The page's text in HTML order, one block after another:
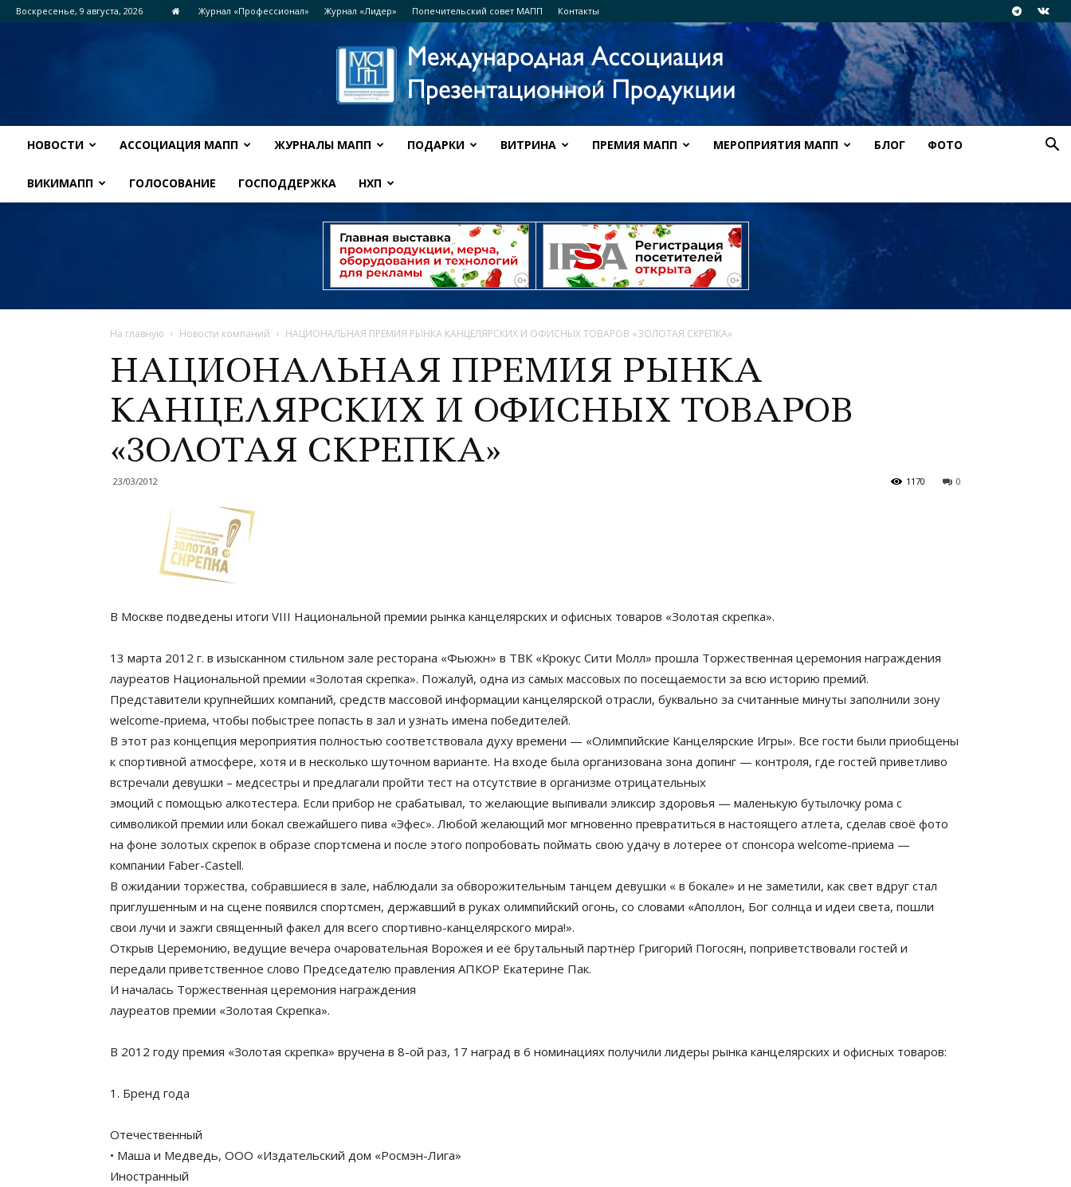
Воскресенье, 9 августа, 2026 Журнал «Профессионал» Журнал «Лидер» Попечительский совет МАПП Контакты
НОВОСТИ АССОЦИАЦИЯ МАПП ЖУРНАЛЫ МАПП ПОДАРКИ ВИТРИНА ПРЕМИЯ МАПП МЕРОПРИЯТИЯ МАПП БЛОГ ФОТО
ВИКИМАПП ГОЛОСОВАНИЕ ГОСПОДДЕРЖКА НХП
На главную Новости компаний НАЦИОНАЛЬНАЯ ПРЕМИЯ РЫНКА КАНЦЕЛЯРСКИХ И ОФИСНЫХ ТОВАРОВ «ЗОЛОТАЯ СКРЕПКА»
НАЦИОНАЛЬНАЯ ПРЕМИЯ РЫНКА
КАНЦЕЛЯРСКИХ И ОФИСНЫХ ТОВАРОВ
«ЗОЛОТАЯ СКРЕПКА»
23/03/2012 0
1170
В Москве подведены итоги VIII Национальной премии рынка канцелярских и офисных товаров «Золотая скрепка».
13 марта 2012 г. в изысканном стильном зале ресторана «Фьюжн» в ТВК «Крокус Сити Молл» прошла Торжественная церемония награждения
лауреатов Национальной премии «Золотая скрепка». Пожалуй, одна из самых массовых по посещаемости за всю историю премий.
Представители крупнейших компаний, средств массовой информации канцелярской отрасли, буквально за считанные минуты заполнили зону
welcome-приема, чтобы побыстрее попасть в зал и узнать имена победителей.
В этот раз концепция мероприятия полностью соответствовала духу времени — «Олимпийские Канцелярские Игры». Все гости были приобщены
к спортивной атмосфере, хотя и в несколько шуточном варианте. На входе была организована зона допинг — контроля, где гостей приветливо
встречали девушки – медсестры и предлагали пройти тест на отсутствие в организме отрицательных
эмоций с помощью алкотестера. Если прибор не срабатывал, то желающие выпивали эликсир здоровья — маленькую бутылочку рома с
символикой премии или бокал свежайшего пива «Эфес». Любой желающий мог мгновенно превратиться в настоящего атлета, сделав своё фото
на фоне золотых скрепок в образе спортсмена и после этого попробовать поймать свою удачу в лотерее от спонсора welcome-приема —
компании Faber-Castell.
В ожидании торжества, собравшиеся в зале, наблюдали за обворожительным танцем девушки « в бокале» и не заметили, как свет вдруг стал
приглушенным и на сцене появился спортсмен, державший в руках олимпийский огонь, со словами «Аполлон, Бог солнца и идеи света, пошли
свои лучи и зажги священный факел для всего спортивно-канцелярского мира!».
Открыв Церемонию, ведущие вечера очаровательная Ворожея и её брутальный партнёр Григорий Погосян, поприветствовали гостей и
передали приветственное слово Председателю правления АПКОР Екатерине Пак.
И началась Торжественная церемония награждения
лауреатов премии «Золотая Скрепка».
В 2012 году премия «Золотая скрепка» вручена в 8-ой раз, 17 наград в 6 номинациях получили лидеры рынка канцелярских и офисных товаров:
1. Бренд года
Отечественный
• Маша и Медведь, ООО «Издательский дом «Росмэн-Лига»
Иностранный